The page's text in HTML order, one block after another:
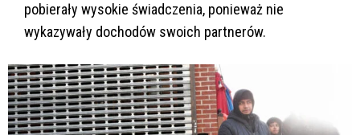
pobierały wysokie świadczenia, ponieważ nie
wykazywały dochodów swoich partnerów.